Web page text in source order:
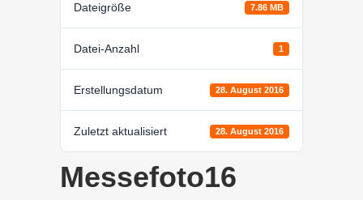
Dateigröße 7.86 MB
Datei-Anzahl 1
Erstellungsdatum 28. August 2016
Zuletzt aktualisiert 28. August 2016
Messefoto16